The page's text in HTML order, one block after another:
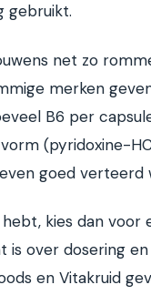
gebruikt.
net zo
merken
B6 per
(pyridoxine-
goed verteerd
hebt, kies dan voor
is over dosering
en Vitakruid